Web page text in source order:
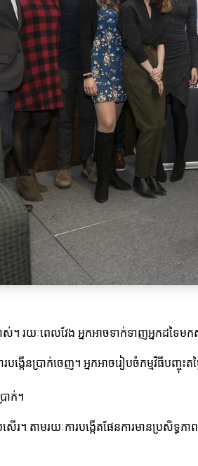
។ រយៈពេលវែង អ្នកអាចទាក់ទាញអ្នកដទៃម
ង្កើនប្រាក់ចេញ។ អ្នកអាចរៀបចំកម្មវិធីបញ្ចុះ
ាក់។
តាមរយៈការបង្កើតផែនការមានប្រសិទ្ធភា